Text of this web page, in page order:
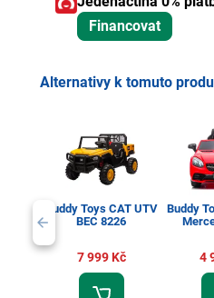
Financovat
Alternativy k tomuto
Buddy Toys CAT UTV
BEC 8226
7 999 Kč
Buddy
4